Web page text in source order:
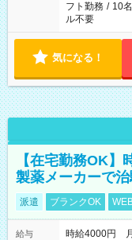
フト勤務 / 10
ル不要
気になる！
【在宅勤務OK
製薬メーカーで
派遣 ブランクOK
給与
時給4000円